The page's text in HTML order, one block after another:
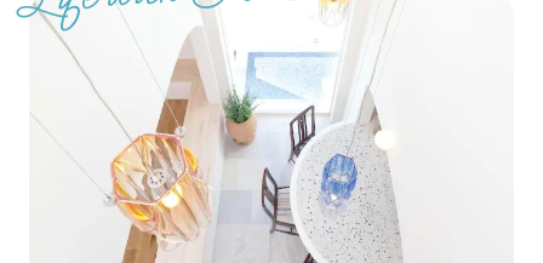
プライバシーポリシー
カスタマーハラスメントポリシー